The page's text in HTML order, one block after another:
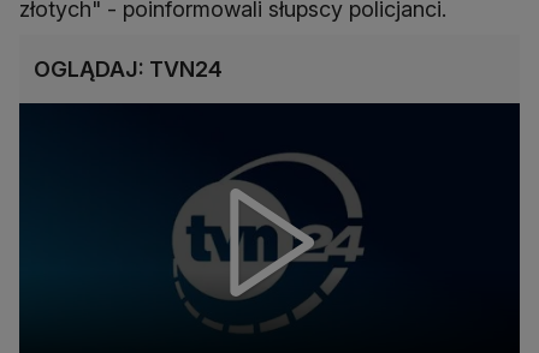
złotych" - poinformowali słupscy policjanci.
OGLĄDAJ: TVN24